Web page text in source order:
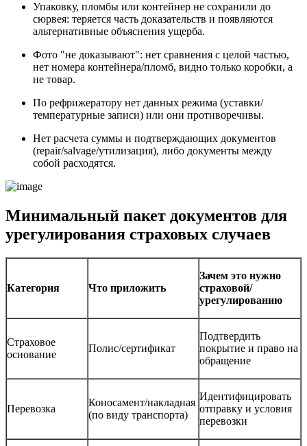
Упаковку, пломбы или контейнер не сохранили до
сюрвея: теряется часть доказательств и появляются
альтернативные объяснения ущерба.
Фото "не доказывают": нет сравнения с целой частью,
нет номера контейнера/пломб, видно только коробки, а
не товар.
По рефрижератору нет данных режима (уставки/
температурные записи) или они противоречивы.
Нет расчета суммы и подтверждающих документов
(repair/salvage/утилизация), либо документы между
собой расходятся.
Минимальный пакет документов для
урегулирования страховых случаев
Категория Что приложить
Зачем это нужно
страховой/
урегулированию
Страховое
основание
Полис/сертификат
Подтвердить
покрытие и право на
обращение
Перевозка
Коносамент/накладная
(по виду транспорта)
Идентифицировать
отправку и условия
перевозки